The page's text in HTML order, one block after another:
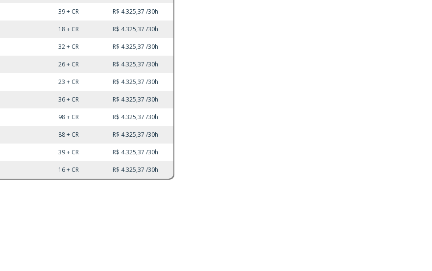
39 + CR R$ 4.325,37 /30h
18 + CR R$ 4.325,37 /30h
32 + CR R$ 4.325,37 /30h
26 + CR R$ 4.325,37 /30h
23 + CR R$ 4.325,37 /30h
36 + CR R$ 4.325,37 /30h
98 + CR R$ 4.325,37 /30h
88 + CR R$ 4.325,37 /30h
39 + CR R$ 4.325,37 /30h
16 + CR R$ 4.325,37 /30h